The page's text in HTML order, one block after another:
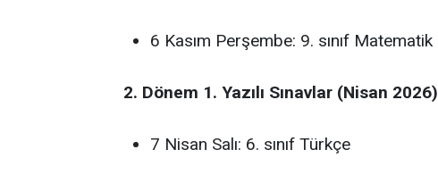
6 Kasım Perşembe: 9. sınıf Matematik
2. Dönem 1. Yazılı Sınavlar (Nisan 2026)
7 Nisan Salı: 6. sınıf Türkçe